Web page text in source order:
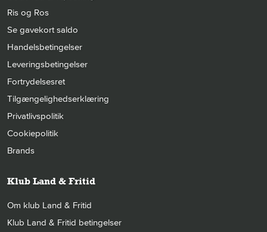
Ris og Ros
Se gavekort saldo
Handelsbetingelser
Leveringsbetingelser
Fortrydelsesret
Tilgængelighedserklæring
Privatlivspolitik
Cookiepolitik
Brands
Klub Land & Fritid
Om klub Land & Fritid
Klub Land & Fritid betingelser